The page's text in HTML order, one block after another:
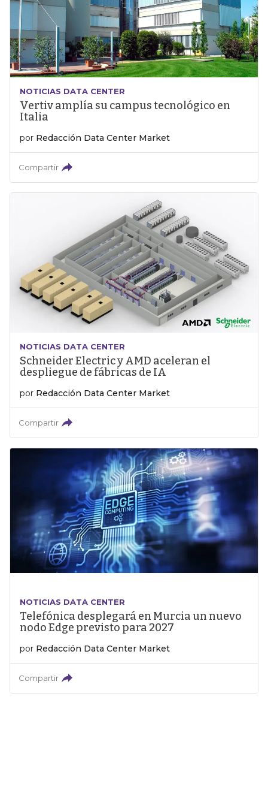
NOTICIAS DATA CENTER
Vertiv amplía su campus tecnológico en
Italia
por Redacción Data Center Market
Compartir
NOTICIAS DATA CENTER
Schneider Electric y AMD aceleran el
despliegue de fábricas de IA
por Redacción Data Center Market
Compartir
NOTICIAS DATA CENTER
Telefónica desplegará en Murcia un nuevo
nodo Edge previsto para 2027
por Redacción Data Center Market
Compartir